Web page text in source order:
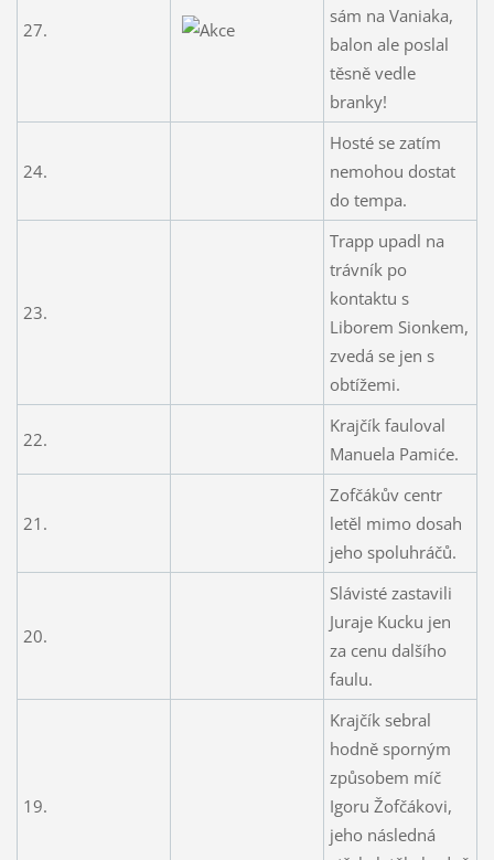
27.
sám na Vaniaka,
balon ale poslal
těsně vedle
branky!
24.
Hosté se zatím
nemohou dostat
do tempa.
23.
Trapp upadl na
trávník po
kontaktu s
Liborem Sionkem,
zvedá se jen s
obtížemi.
22.
Krajčík fauloval
Manuela Pamiće.
21.
Zofčákův centr
letěl mimo dosah
jeho spoluhráčů.
20.
Slávisté zastavili
Juraje Kucku jen
za cenu dalšího
faulu.
19.
Krajčík sebral
hodně sporným
způsobem míč
Igoru Žofčákovi,
jeho následná